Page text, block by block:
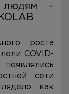
–
роста
COVID-
сети
как